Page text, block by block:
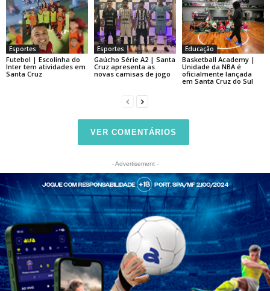
Esportes
Futebol | Escolinha do
Inter tem atividades em
Santa Cruz
Esportes
Gaúcho Série A2 | Santa
Cruz apresenta as
novas camisas de jogo
Educação
Basketball Academy |
Unidade da NBA é
oficialmente lançada
em Santa Cruz do Sul
VER COMENTÁRIOS
- Advertisement -